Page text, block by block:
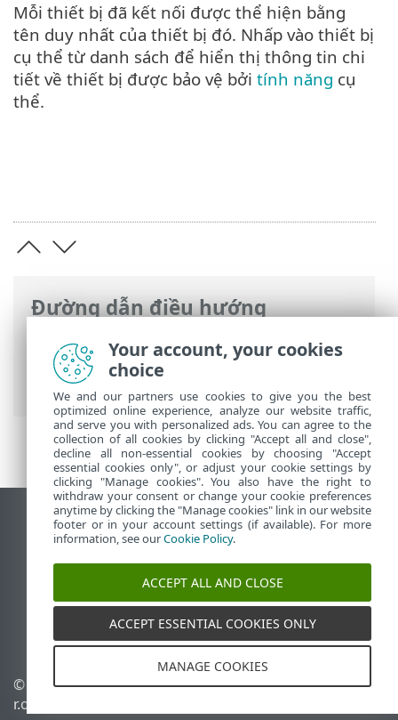
Đường dẫn điều hướng
Trợ giúp trực tuyến của ESET> ESET
HOME> Làm việc với ESET HOME
Mỗi thiết bị đã kết nối được thể hiện bằng
tên duy nhất của thiết bị đó. Nhấp vào thiết bị
cụ thể từ danh sách để hiển thị thông tin chi
tiết về thiết bị được bảo vệ bởi tính năng cụ
thể.
Xem trang web trên máy tính để bàn
End of Life
Cơ sở kiến thức của ESET
ESET Status Portal
Hỗ trợ trong khu vực
© 1992 - 2026 ESET, spol. s
r.o. - Bảo lưu mọi quyền.
Quản lý cookie
Your account, your cookies
choice
We and our partners use cookies to give you the best
optimized online experience, analyze our website traffic,
and serve you with personalized ads. You can agree to the
collection of all cookies by clicking "Accept all and close",
decline all non-essential cookies by choosing "Accept
essential cookies only", or adjust your cookie settings by
clicking "Manage cookies". You also have the right to
withdraw your consent or change your cookie preferences
anytime by clicking the "Manage cookies" link in our website
footer or in your account settings (if available). For more
information, see ourCookie Policy.
ACCEPT ALL AND CLOSE
ACCEPT ESSENTIAL COOKIES ONLY
MANAGE COOKIES